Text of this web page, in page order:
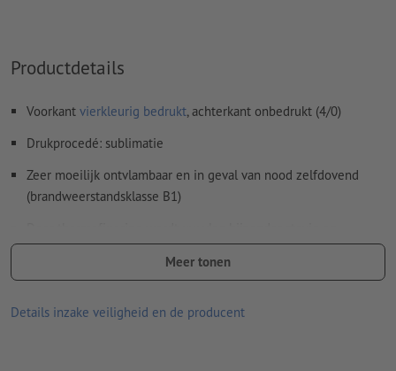
Productdetails
Voorkant vierkleurig bedrukt, achterkant onbedrukt (4/0)
Drukprocedé: sublimatie
Zeer moeilijk ontvlambaar en in geval van nood zelfdovend
(brandweerstandsklasse B1)
bovendien wasbaar en strijkvast.
Let erop dat de vermelde afmetingen van een vlag gelden bij
Vanwege de rekbaarheid van het materiaal kunnen andere
Meer tonen
Details inzake veiligheid en de producent